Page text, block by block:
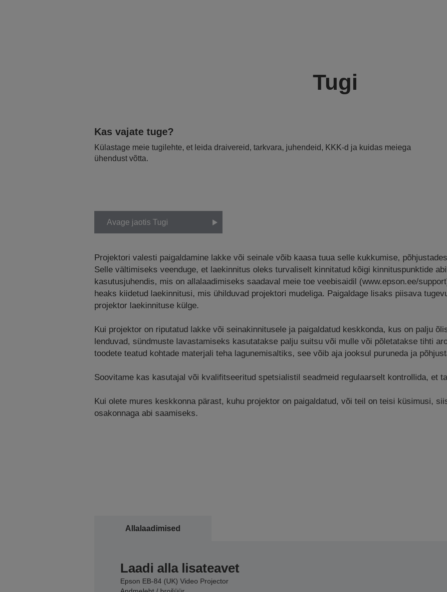
Tugi
Kas vajate tuge?
Külastage meie tugilehte, et leida draivereid, tarkvara, juhendeid, KKK-d ja kuidas meiega
ühendust võtta.
Avage jaotis Tugi
Projektori valesti paigaldamine lakke või seinale võib kaasa tuua selle kukkumise,
Selle vältimiseks veenduge, et laekinnitus oleks turvaliselt kinnitatud kõigi kinnituspunktide
kasutusjuhendis, mis on allalaadimiseks saadaval meie toe veebisaidil (www.epson.ee/
heaks kiidetud laekinnitusi, mis ühilduvad projektori mudeliga. Paigaldage lisaks piisava
projektor laekinnituse külge.
Kui projektor on riputatud lakke või seinakinnitusele ja paigaldatud keskkonda, kus on palju
lenduvad, sündmuste lavastamiseks kasutatakse palju suitsu või mulle või põletatakse tihti
toodete teatud kohtade materjali teha lagunemisaltiks, see võib aja jooksul puruneda ja
Soovitame kas kasutajal või kvalifitseeritud spetsialistil seadmeid regulaarselt kontrollida, et
Kui olete mures keskkonna pärast, kuhu projektor on paigaldatud, või teil on teisi küsimusi,
osakonnaga abi saamiseks.
Allalaadimised
Laadi alla lisateavet
Epson EB-84 (UK) Video Projector